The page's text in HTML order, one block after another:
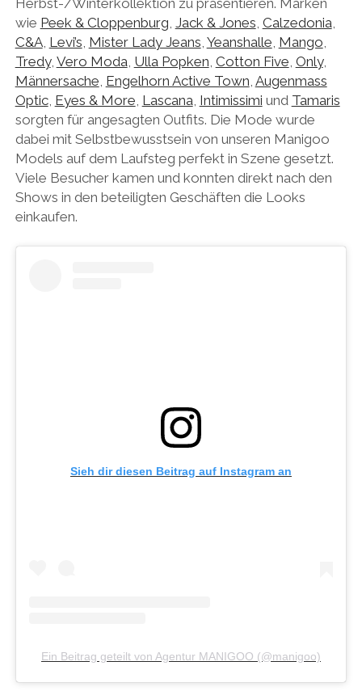
wie Peek & Cloppenburg Jack & Jones Calzedonia,
C&A, Levi’s Mister Lady Jeans Yeanshalle Mango
Tredy, Vero Moda, Ulla Popken Cotton Five Only,
Männersache Engelhorn Active Town Augenmass
Optic, Eyes & More Lascana, Intimissimi und Tamaris
sorgten für angesagten Outfits. Die Mode wurde
dabei mit Selbstbewusstsein von unseren Manigoo
Models auf dem Laufsteg perfekt in Szene gesetzt.
Viele Besucher kamen und konnten direkt nach den
Shows in den beteiligten Geschäften die Looks
einkaufen.
Sieh dir diesen Beitrag auf Instagram an
Ein Beitrag geteilt von Agentur MANIGOO (@manigoo)